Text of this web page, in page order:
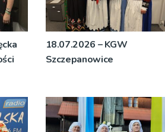
18.07.2026 – KGW
Szczepanowice